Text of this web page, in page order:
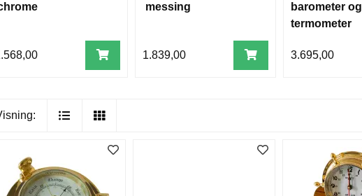
messing
1.839,00
barometer og
termometer
3.695,00